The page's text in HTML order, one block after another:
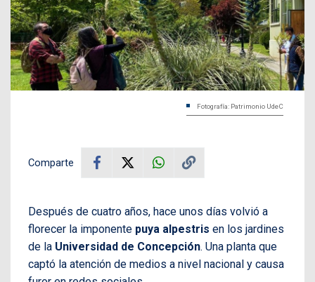
Fotografía: Patrimonio UdeC
Comparte
Después de cuatro años, hace unos días volvió a
florecer la imponente puya alpestris en los jardines
de la Universidad de Concepción. Una planta que
captó la atención de medios a nivel nacional y causa